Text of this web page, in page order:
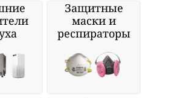
Защитные
маски и
респираторы